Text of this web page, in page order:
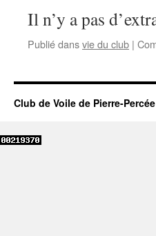
Il n’y a pas
Publié dansvie du club |
Club de Voile de Pierre-Percée